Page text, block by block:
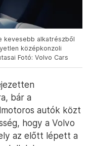
kevesebb alkatrészből
középkonzoli
Fotó: Volvo Cars
bár a
autók közt
hogy a Volvo
az előtt lépett a